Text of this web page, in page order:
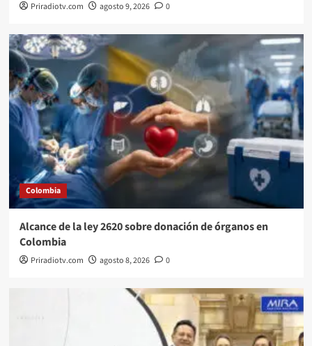
Priradiotv.com agosto 9, 2026 0
Colombia
Alcance de la ley 2620 sobre donación de órganos en
Colombia
Priradiotv.com agosto 8, 2026 0